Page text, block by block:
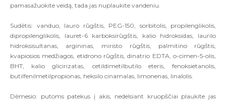
pamasažuokite veidą, tada jas nuplaukite vandeniu.
Sudėtis: vanduo, lauro rūgštis, PEG-150, sorbitolis, propilenglikolis,
dipropilenglikolis, lauret-6 karboksirūgštis, kalio hidroksidas, laurilo
hidroksisultanas, argininas, miristo rūgštis, palmitino rūgštis,
kvapiosios medžiagos, etidrono rūgštis, dinatrio EDTA, o-cimen-5-olis,
BHT, kalio glicirizatas, cetildimetilbutilo eteris, fenoksietanolis,
butilfenilmetilpropionas, heksilo cinamalas, limonenas, linalolis.
Dėmesio: putoms patekus į akis, nedelsiant kruopščiai plaukite jas